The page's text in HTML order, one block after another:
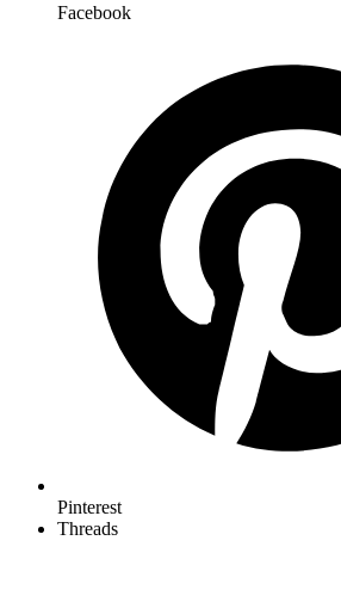
Facebook
Pinterest
Threads